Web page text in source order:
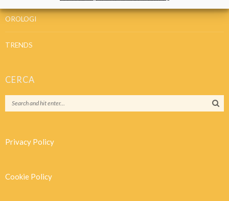
OROLOGI
TRENDS
CERCA
Privacy Policy
Cookie Policy